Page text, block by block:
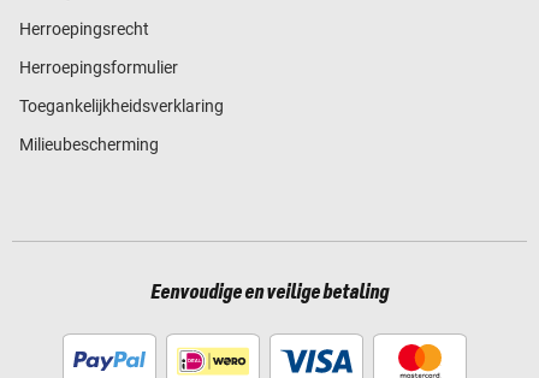
Herroepingsrecht
Herroepingsformulier
Toegankelijkheidsverklaring
Milieubescherming
Eenvoudige en veilige betaling